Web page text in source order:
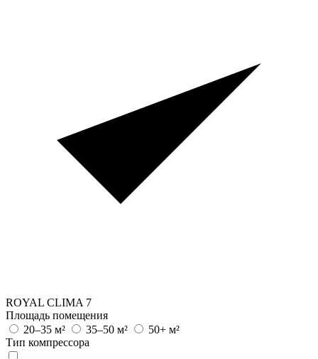
ROYAL CLIMA 7
Площадь помещения
20–35 м²
35–50 м²
50+ м²
Тип компрессора